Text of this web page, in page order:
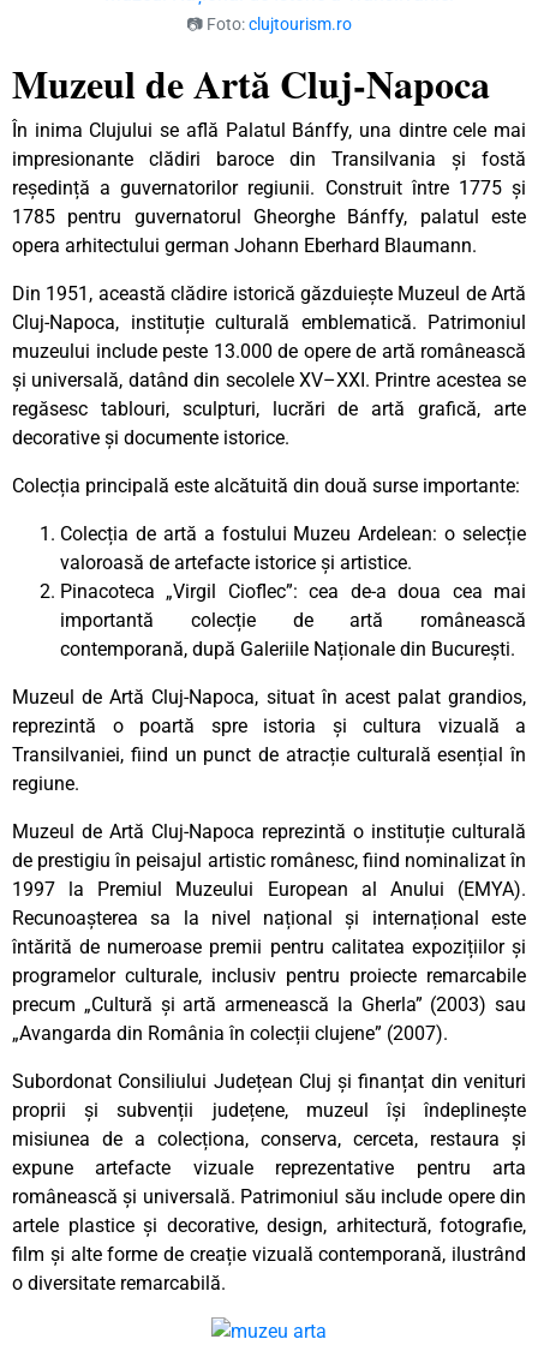
📷 Foto:clujtourism.ro
Muzeul de Artă Cluj-Napoca
În inima Clujului se află Palatul Bánffy, una dintre cele mai
impresionante clădiri baroce din Transilvania și fostă
reședință a guvernatorilor regiunii. Construit între 1775 și
1785 pentru guvernatorul Gheorghe Bánffy, palatul este
opera arhitectului german Johann Eberhard Blaumann.
Din 1951, această clădire istorică găzduiește Muzeul de Artă
Cluj-Napoca, instituție culturală emblematică. Patrimoniul
muzeului include peste 13.000 de opere de artă românească
și universală, datând din secolele XV–XXI. Printre acestea se
regăsesc tablouri, sculpturi, lucrări de artă grafică, arte
decorative și documente istorice.
Colecția principală este alcătuită din două surse importante:
Colecția de artă a fostului Muzeu Ardelean: o selecție
valoroasă de artefacte istorice și artistice.
Pinacoteca „Virgil Cioflec”: cea de-a doua cea mai
importantă colecție de artă românească
contemporană, după Galeriile Naționale din București.
Muzeul de Artă Cluj-Napoca, situat în acest palat grandios,
reprezintă o poartă spre istoria și cultura vizuală a
Transilvaniei, fiind un punct de atracție culturală esențial în
regiune.
Muzeul de Artă Cluj-Napoca reprezintă o instituție culturală
de prestigiu în peisajul artistic românesc, fiind nominalizat în
1997 la Premiul Muzeului European al Anului (EMYA).
Recunoașterea sa la nivel național și internațional este
întărită de numeroase premii pentru calitatea expozițiilor și
programelor culturale, inclusiv pentru proiecte remarcabile
precum „Cultură și artă armenească la Gherla” (2003) sau
„Avangarda din România în colecții clujene” (2007).
Subordonat Consiliului Județean Cluj și finanțat din venituri
proprii și subvenții județene, muzeul își îndeplinește
misiunea de a colecționa, conserva, cerceta, restaura și
expune artefacte vizuale reprezentative pentru arta
românească și universală. Patrimoniul său include opere din
artele plastice și decorative, design, arhitectură, fotografie,
film și alte forme de creație vizuală contemporană, ilustrând
o diversitate remarcabilă.